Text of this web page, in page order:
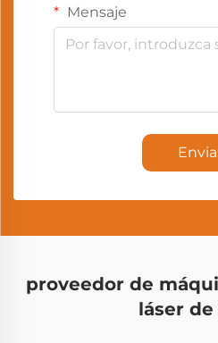
Mensaje
proveedor de
láser